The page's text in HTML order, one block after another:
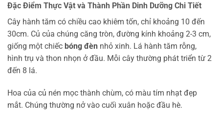
Đặc Điểm Thực Vật và Thành Phần Dinh Dưỡng Chi Tiết
Cây hành tăm có chiều cao khiêm tốn, chỉ khoảng 10 đến
30cm. Củ của chúng căng tròn, đường kính khoảng 2-3 cm,
giống một chiếc bóng đèn nhỏ xinh. Lá hành tăm rỗng,
hình trụ và thon nhọn ở đầu. Mỗi cây thường phát triển từ 2
đến 8 lá.
Hoa của củ nén mọc thành chùm, có màu tím nhạt đẹp
mắt. Chúng thường nở vào cuối xuân hoặc đầu hè.